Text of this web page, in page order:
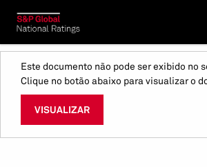
Este documento não pode ser exibido no
Clique no botão abaixo para visualizar o
VISUALIZAR